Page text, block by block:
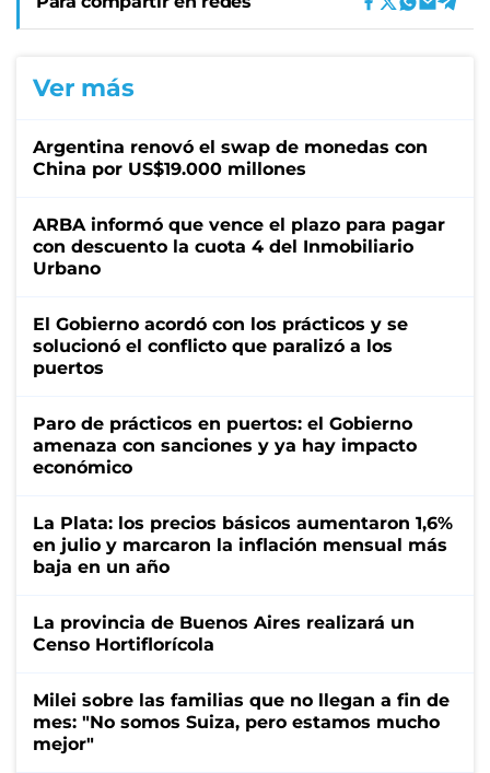
Ver más
Argentina renovó el swap de monedas con
China por US$19.000 millones
ARBA informó que vence el plazo para pagar
con descuento la cuota 4 del Inmobiliario
Urbano
El Gobierno acordó con los prácticos y se
solucionó el conflicto que paralizó a los
puertos
Paro de prácticos en puertos: el Gobierno
amenaza con sanciones y ya hay impacto
económico
La Plata: los precios básicos aumentaron 1,6%
en julio y marcaron la inflación mensual más
baja en un año
La provincia de Buenos Aires realizará un
Censo Hortiflorícola
Milei sobre las familias que no llegan a fin de
mes: "No somos Suiza, pero estamos mucho
mejor"